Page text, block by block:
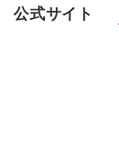
公式サイト